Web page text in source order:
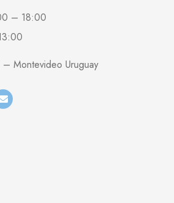
– 18:00
Montevideo Uruguay